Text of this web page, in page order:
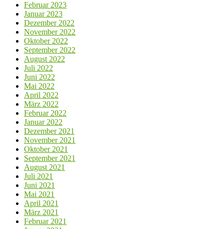
Februar 2023
Januar 2023
Dezember 2022
November 2022
Oktober 2022
September 2022
August 2022
Juli 2022
Juni 2022
Mai 2022
April 2022
März 2022
Februar 2022
Januar 2022
Dezember 2021
November 2021
Oktober 2021
September 2021
August 2021
Juli 2021
Juni 2021
Mai 2021
April 2021
März 2021
Februar 2021